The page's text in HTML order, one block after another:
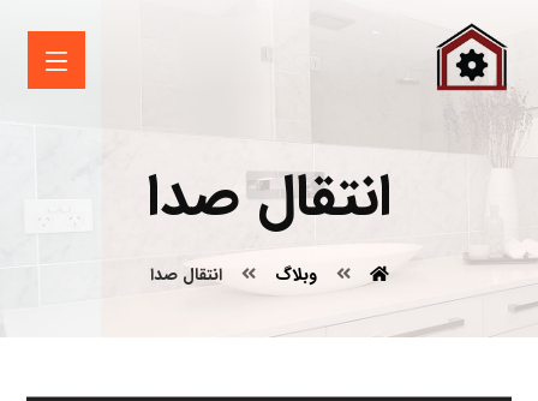
انتقال صدا
وبلاگ انتقال صدا